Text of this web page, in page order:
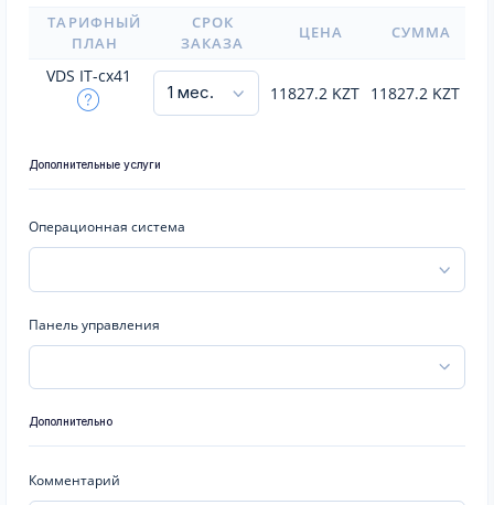
ТАРИФНЫЙ
ПЛАН
СРОК
ЗАКАЗА
ЦЕНА СУММА
VDS IT-cx41
11827.2 KZT 11827.2 KZT
Дополнительные услуги
Операционная система
Панель управления
Дополнительно
Комментарий